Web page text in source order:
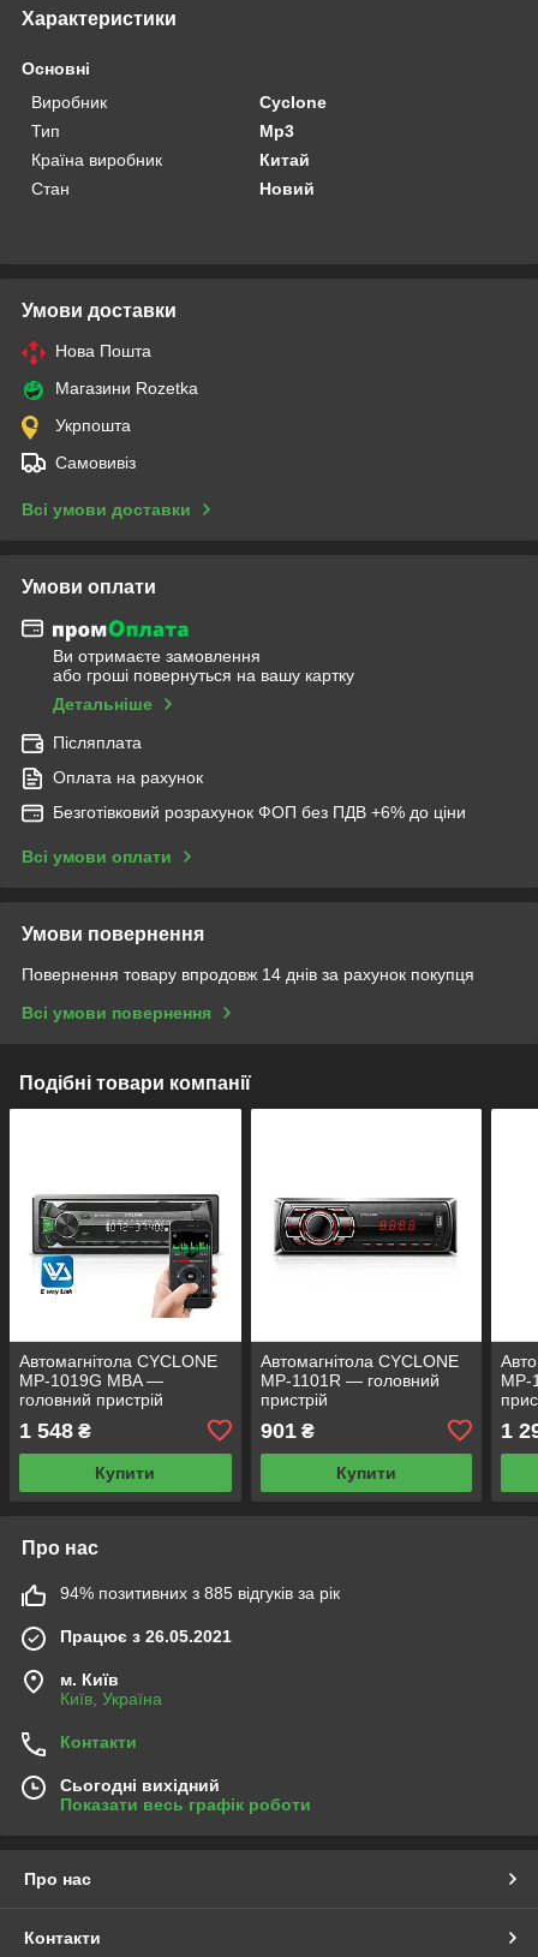
Характеристики
Основні
Виробник
Cyclone
Тип
Mp3
Країна виробник
Китай
Стан
Новий
Умови доставки
Нова Пошта
Магазини Rozetka
Укрпошта
Самовивіз
Всі умови доставки
Умови оплати
Ви отримаєте замовлення
або гроші повернуться на вашу картку
Детальніше
Післяплата
Оплата на рахунок
Безготівковий розрахунок ФОП без ПДВ +6% до ціни
Всі умови оплати
Умови повернення
Повернення товару впродовж 14 днів за рахунок покупця
Всі умови повернення
Подібні товари компанії
Автомагнітола CYCLONE
MP-1019G MBA —
головний пристрій
1 548 ₴
Купити
Автомагнітола CYCLONE
MP-1101R — головний
пристрій
901₴
Купити
MP-
1
Про нас
94% позитивних з 885 відгуків за рік
Працює з 26.05.2021
м. Київ
Київ, Україна
Контакти
Сьогодні вихідний
Показати весь графік роботи
Про нас
Контакти